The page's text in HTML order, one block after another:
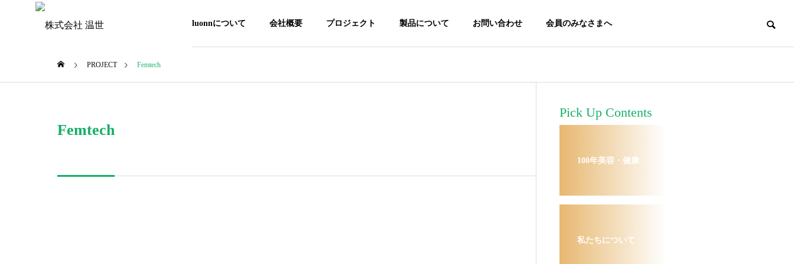
Luluonnについて 会社概要 プロジェクト 製品について お問い合わせ 会員のみなさまへ
PROJECT Femtech
Femtech
Pick Up Contents
100年美容・健康
私たちについて